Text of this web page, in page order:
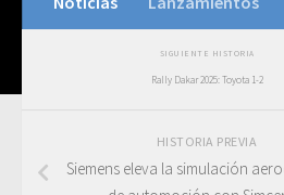
SIGUIENTE HISTORIA
Rally Dakar 2025: Toyota 1-2
HISTORIA PREVIA
Siemens eleva la simulación